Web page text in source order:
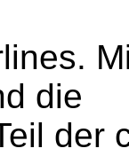
die
der